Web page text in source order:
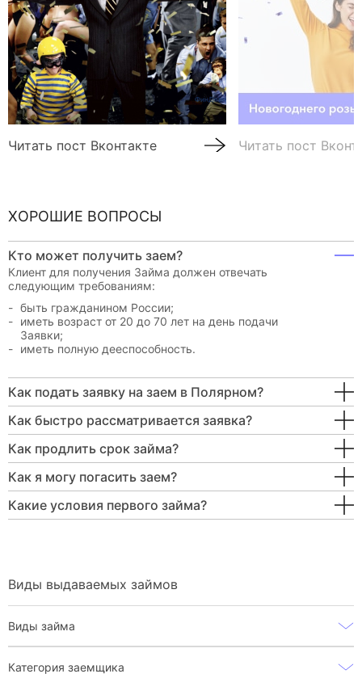
Читать пост Вконтакте Читать пост
ХОРОШИЕ ВОПРОСЫ
Кто может получить заем?
Клиент для получения Займа должен отвечать
следующим требованиям:
быть гражданином России;
иметь возраст от 20 до 70 лет на день подачи
Заявки;
иметь полную дееспособность.
Как подать заявку на заем в Полярном?
Как быстро рассматривается заявка?
Как продлить срок займа?
Как я могу погасить заем?
Какие условия первого займа?
Виды выдаваемых займов
Виды займа
Категория заемщика